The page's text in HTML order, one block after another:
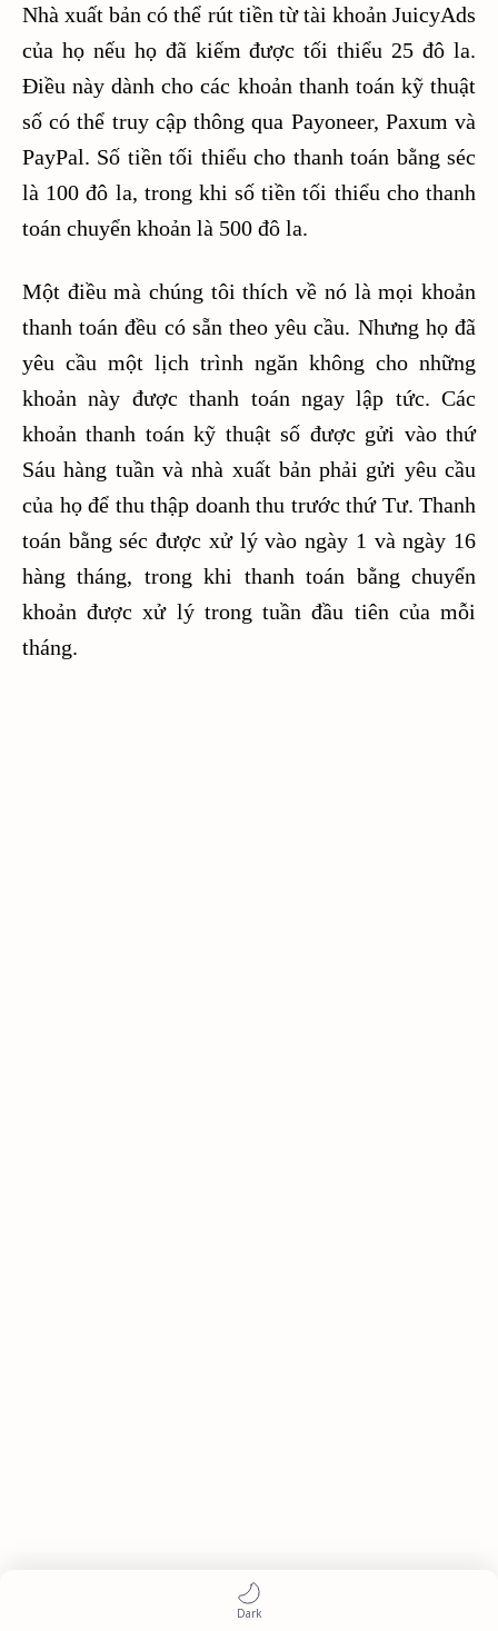
Nhà xuất bản có thể rút tiền từ tài khoản JuicyAds
của họ nếu họ đã kiếm được tối thiểu 25 đô la.
Điều này dành cho các khoản thanh toán kỹ thuật
số có thể truy cập thông qua Payoneer, Paxum và
PayPal. Số tiền tối thiểu cho thanh toán bằng séc
là 100 đô la, trong khi số tiền tối thiểu cho thanh
toán chuyển khoản là 500 đô la.
Một điều mà chúng tôi thích về nó là mọi khoản
thanh toán đều có sẵn theo yêu cầu. Nhưng họ đã
yêu cầu một lịch trình ngăn không cho những
khoản này được thanh toán ngay lập tức. Các
khoản thanh toán kỹ thuật số được gửi vào thứ
Sáu hàng tuần và nhà xuất bản phải gửi yêu cầu
của họ để thu thập doanh thu trước thứ Tư. Thanh
toán bằng séc được xử lý vào ngày 1 và ngày 16
hàng tháng, trong khi thanh toán bằng chuyển
khoản được xử lý trong tuần đầu tiên của mỗi
tháng.